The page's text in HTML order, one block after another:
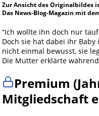
Zur Ansicht des Originalbildes
Das News-Blog-Magazin mit
“Ich wollte ihn doch nur
Doch sie hat dabei ihr
nicht einmal bewusst, sie
Die Mutter erklärte
Premium
Mitgliedschaft